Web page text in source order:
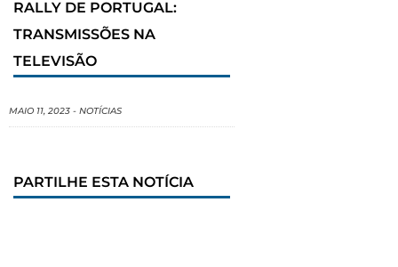
RALLY DE PORTUGAL:
TRANSMISSÕES NA
TELEVISÃO
MAIO 11, 2023 - NOTÍCIAS
PARTILHE ESTA NOTÍCIA